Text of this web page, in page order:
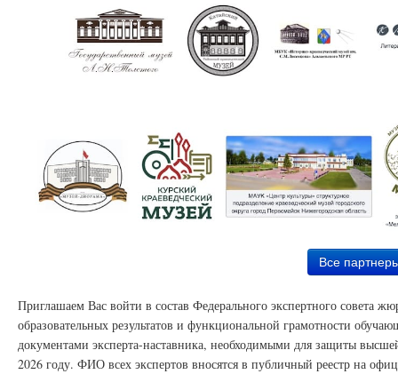
Все
Приглашаем Вас войти в состав Федерального экспертного совета
образовательных результатов и функциональной грамотности
документами эксперта-наставника, необходимыми для защиты
2026 году. ФИО всех экспертов вносятся в публичный реестр на